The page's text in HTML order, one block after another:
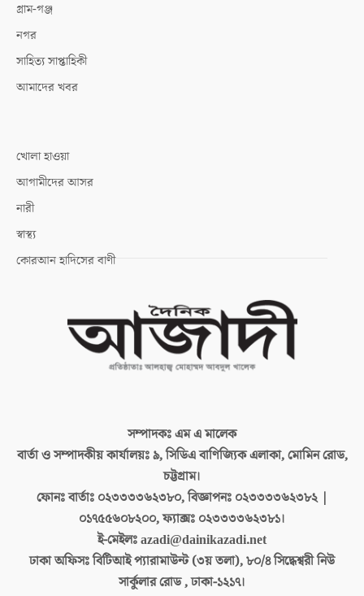
গ্রাম-গঞ্জ
নগর
সাহিত্য সাপ্তাহিকী
আমাদের খবর
খোলা হাওয়া
আগামীদের আসর
নারী
স্বাস্থ্য
কোরআন হাদিসের বাণী
সম্পাদকঃএম এ মালেক
বার্তা ও সম্পাদকীয় কার্যালয়ঃ৯, সিডিএ বাণিজ্যিক এলাকা, মোমিন রোড,
চট্টগ্রাম।
ফোনঃ বার্তাঃ ০২৩৩৩৩৬২৩৮০, বিজ্ঞাপনঃ ০২৩৩৩৩৬২৩৮২ |
০১৭৫৫৬০৮২০০, ফ্যাক্সঃ ০২৩৩৩৩৬২৩৮১।
ই-মেইলঃazadi@dainikazadi.net
ঢাকা অফিসঃবিটিআই প্যারামাউন্ট (৩য় তলা), ৮০/৪ সিদ্ধেশ্বরী নিউ
সার্কুলার রোড , ঢাকা-১২১৭।